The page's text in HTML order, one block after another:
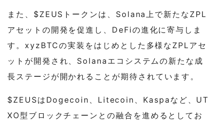
また、$ZEUSトークンは、Solana上で新たなZPL
アセットの開発を促進し、DeFiの進化に寄与しま
す。xyzBTCの実装をはじめとした多様なZPLアセ
ットが開発され、Solanaエコシステムの新たな成
長ステージが開かれることが期待されています。
$ZEUSはDogecoin、Litecoin、Kaspaなど、UT
XO型ブロックチェーンとの融合を進めるとしてお